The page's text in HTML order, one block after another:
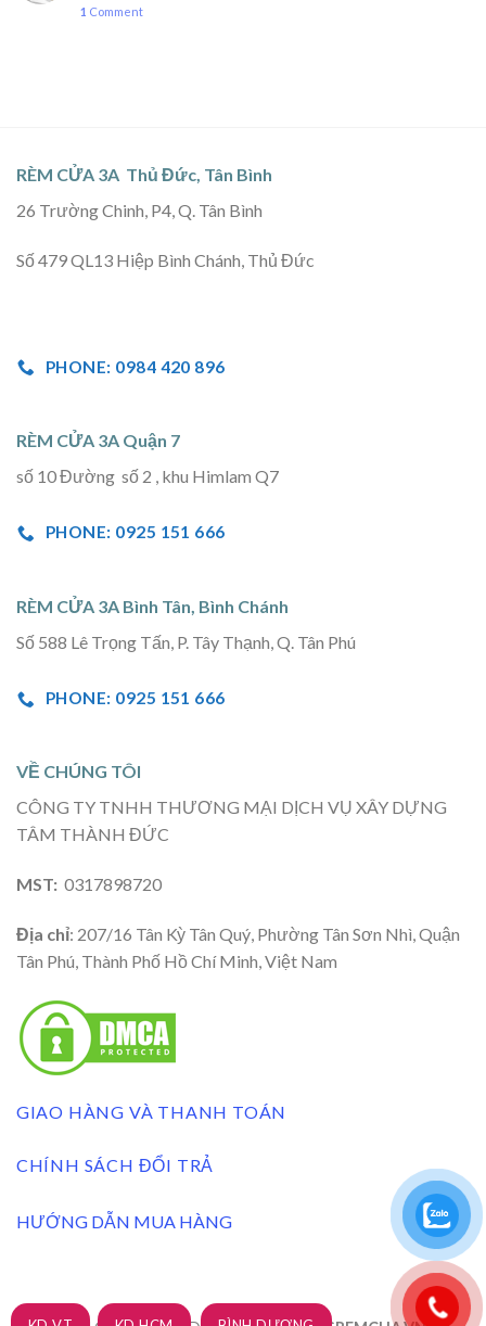
1 Comment
RÈM CỬA 3A Thủ Đức, Tân Bình
26 Trường Chinh, P4, Q. Tân Bình
Số 479 QL13 Hiệp Bình Chánh, Thủ Đức
PHONE: 0984 420 896
RÈM CỬA 3A Quận 7
số 10 Đường số 2 , khu Himlam Q7
PHONE: 0925 151 666
RÈM CỬA 3A Bình Tân, Bình Chánh
Số 588 Lê Trọng Tấn, P. Tây Thạnh, Q. Tân Phú
PHONE: 0925 151 666
VỀ CHÚNG TÔI
CÔNG TY TNHH THƯƠNG MẠI DỊCH VỤ XÂY DỰNG
TÂM THÀNH ĐỨC
MST: 0317898720
Địa chỉ: 207/16 Tân Kỳ Tân Quý, Phường Tân Sơn Nhì, Quận
Tân Phú, Thành Phố Hồ Chí Minh, Việt Nam
GIAO HÀNG VÀ THANH TOÁN
CHÍNH SÁCH ĐỔI TRẢ
HƯỚNG DẪN MUA HÀNG